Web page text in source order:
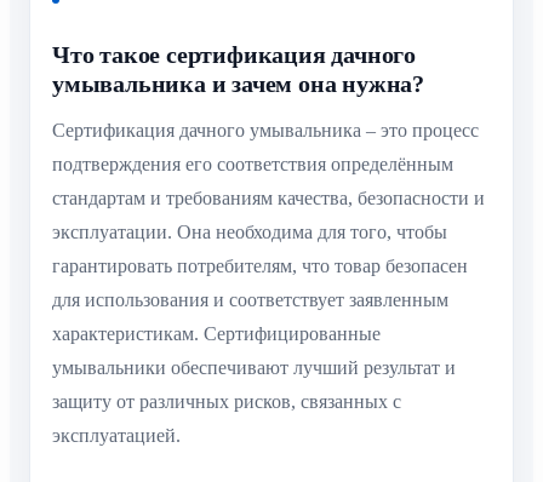
Что такое сертификация дачного
умывальника и зачем она нужна?
Сертификация дачного умывальника – это процесс
подтверждения его соответствия определённым
стандартам и требованиям качества, безопасности и
эксплуатации. Она необходима для того, чтобы
гарантировать потребителям, что товар безопасен
для использования и соответствует заявленным
характеристикам. Сертифицированные
умывальники обеспечивают лучший результат и
защиту от различных рисков, связанных с
эксплуатацией.